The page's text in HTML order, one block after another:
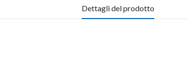
Dettagli del prodotto